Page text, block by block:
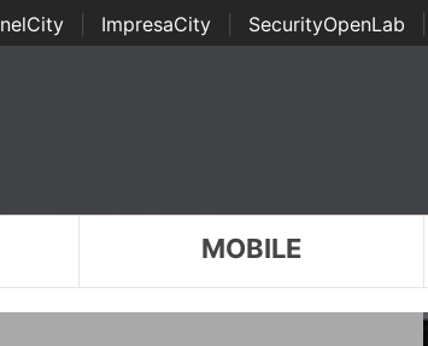
ImpresaCity SecurityOpenLab
Awards
MOBILE